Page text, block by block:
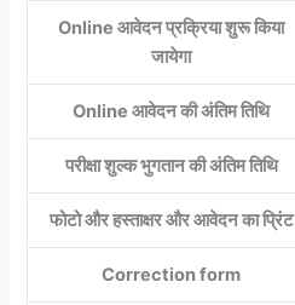
Online आवेदन प्रक्रिया शुरू किया
जायेगा
Online आवेदन की अंतिम तिथि
परीक्षा शुल्क भुगतान की अंतिम तिथि
फोटो और हस्ताक्षर और आवेदन का प्रिंट
Correction form